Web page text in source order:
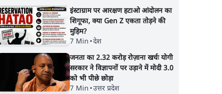
इंस्टाग्राम पर आरक्षण हटाओ आंदोलन का
शिगूफा, क्या Gen Z एकता तोड़ने की
मुहिम?
7 Min •देश
जनता का 2.32 करोड़ रोज़ाना खर्चः योगी
सरकार ने विज्ञापनों पर उड़ाने में मोदी 3.0
को भी पीछे छोड़ा
7 Min •उत्तर प्रदेश